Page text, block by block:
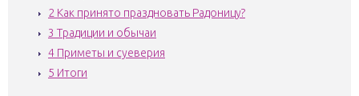
2 Как принято праздновать Радоницу?
3 Традиции и обычаи
4 Приметы и суеверия
5 Итоги